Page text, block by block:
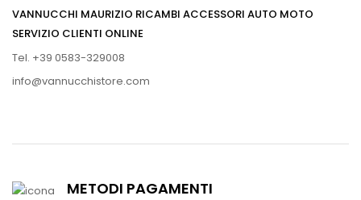
VANNUCCHI MAURIZIO RICAMBI ACCESSORI AUTO MOTO
SERVIZIO CLIENTI ONLINE
Tel. +39 0583-329008
info@vannucchistore.com
METODI PAGAMENTI